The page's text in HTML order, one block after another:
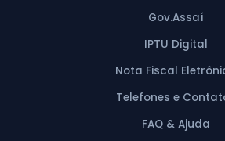
Gov.Assaí
IPTU Digital
Nota Fiscal
Telefones e
FAQ & Ajuda